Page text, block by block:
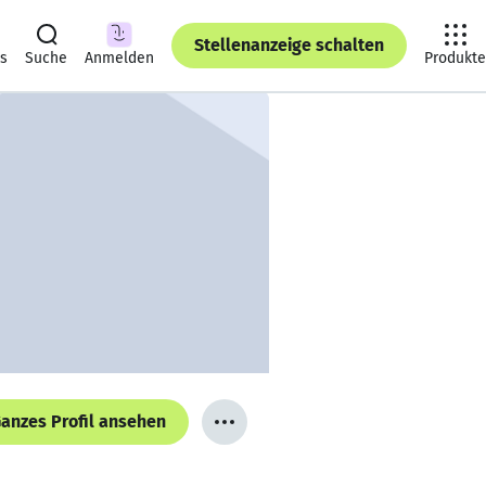
Suche Anmelden
Stellenanzeige schalten
Produkte
Profil ansehen